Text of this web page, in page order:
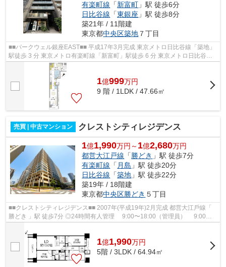
有楽町線 「新富町 」駅 徒歩6分
日比谷線 「東銀座 」駅 徒歩8分
築21年 / 11階建
東京都中央区築地 ７丁目
■■パークウェル銀座EAST■■ 平成17年3月完成 東京メトロ日比谷線「築地」
駅徒歩 3 分 東京メトロ有楽町線「新富町」駅徒歩 6 分 東京メトロ日比谷
線、都営浅草線「東銀座」駅徒歩 8 ...
1億999万円
9 階 / 1LDK / 47.66㎡
売買 | 中古マンション クレストシティレジデンス
1億1,990万円～ 1億2,680万円
都営大江戸線 「 勝どき 」駅 徒歩7分
有楽町線 「 月島 」駅 徒歩20分
日比谷線 「築地 」駅 徒歩22分
築19年 / 18階建
東京都中央区勝どき ５丁目
■■クレストシティレジデンス■■ 2007年(平成19年)2⽉完成 都営⼤江⼾線「
勝どき 」駅 徒歩7分 ◎24時間有⼈管理 9:00〜18:00（管理員） 9:00〜
1億1,990万円
5階 / 3LDK / 64.94㎡